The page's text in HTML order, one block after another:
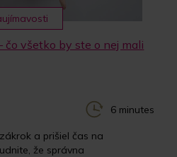
čo všetko by ste o nej mali
6 minutes
a prišiel čas na
že správna